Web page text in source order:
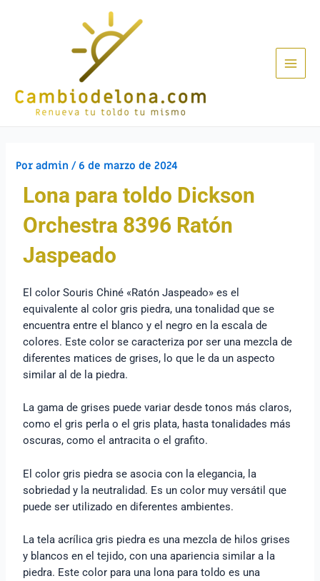
Poradmin/ 6 de marzo de 2024
Lona para toldo Dickson
Orchestra 8396 Ratón
Jaspeado
El color Souris Chiné «Ratón Jaspeado» es el
equivalente al color gris piedra, una tonalidad que se
encuentra entre el blanco y el negro en la escala de
colores. Este color se caracteriza por ser una mezcla de
diferentes matices de grises, lo que le da un aspecto
similar al de la piedra.
La gama de grises puede variar desde tonos más claros,
como el gris perla o el gris plata, hasta tonalidades más
oscuras, como el antracita o el grafito.
El color gris piedra se asocia con la elegancia, la
sobriedad y la neutralidad. Es un color muy versátil que
puede ser utilizado en diferentes ambientes.
La tela acrílica gris piedra es una mezcla de hilos grises
y blancos en el tejido, con una apariencia similar a la
piedra. Este color para una lona para toldo es una